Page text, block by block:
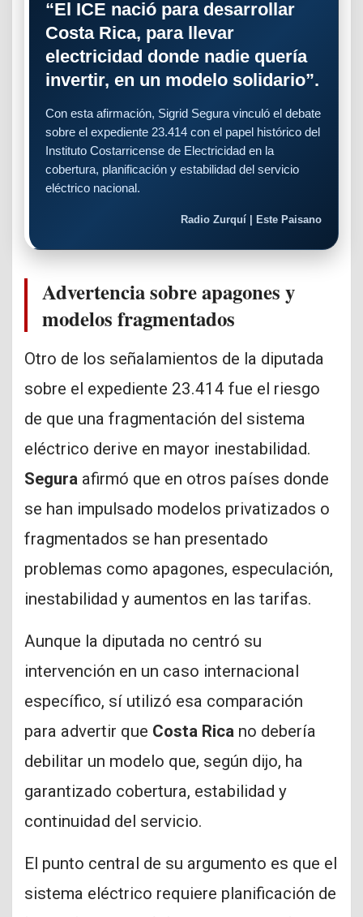
“El ICE nació para desarrollar
Costa Rica, para llevar
electricidad donde nadie quería
invertir, en un modelo solidario”.
Con esta afirmación, Sigrid Segura vinculó el debate
sobre el expediente 23.414 con el papel histórico del
Instituto Costarricense de Electricidad en la
cobertura, planificación y estabilidad del servicio
eléctrico nacional.
Radio Zurquí | Este Paisano
Advertencia sobre apagones y
modelos fragmentados
Otro de los señalamientos de la diputada
sobre el expediente 23.414 fue el riesgo
de que una fragmentación del sistema
eléctrico derive en mayor inestabilidad.
Segura afirmó que en otros países donde
se han impulsado modelos privatizados o
fragmentados se han presentado
problemas como apagones, especulación,
inestabilidad y aumentos en las tarifas.
Aunque la diputada no centró su
intervención en un caso internacional
específico, sí utilizó esa comparación
para advertir que Costa Rica no debería
debilitar un modelo que, según dijo, ha
garantizado cobertura, estabilidad y
continuidad del servicio.
El punto central de su argumento es que el
sistema eléctrico requiere planificación de